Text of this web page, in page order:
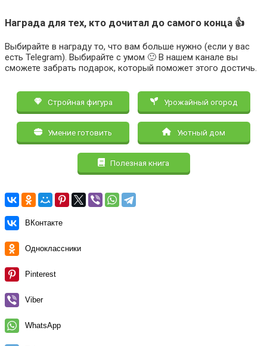
Награда для тех, кто дочитал до самого конца 👍
Выбирайте в награду то, что вам больше нужно (если у вас
есть Telegram). Выбирайте с умом 🙂 В нашем канале вы
сможете забрать подарок, который поможет этого достичь.
Стройная фигура Урожайный огород
Умение готовить Уютный дом
Полезная книга
ВКонтакте
Одноклассники
Pinterest
Viber
WhatsApp